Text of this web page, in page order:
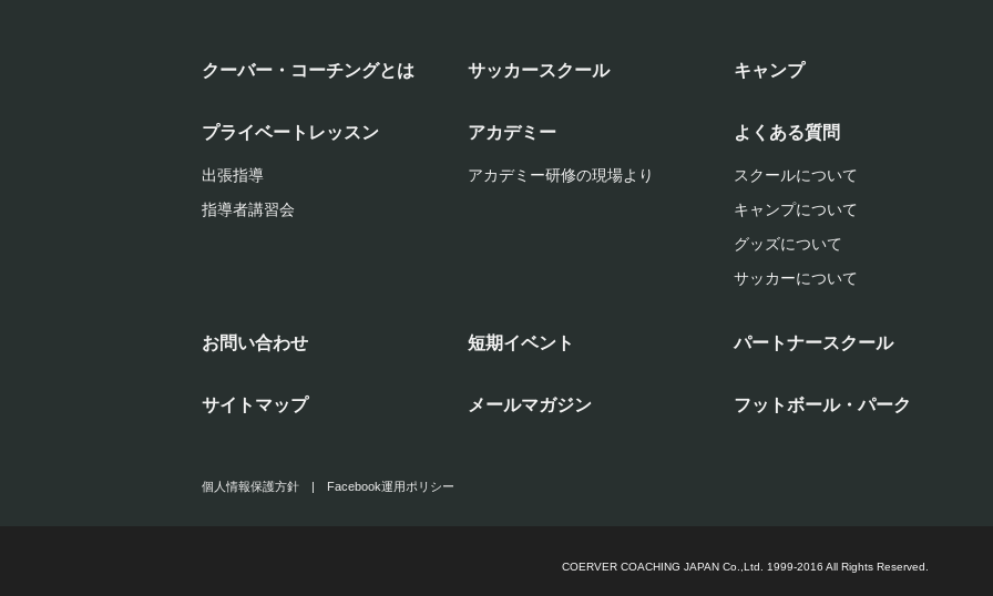
クーバー・コーチングとは サッカースクール キャンプ
プライベートレッスン
出張指導
指導者講習会
アカデミー
アカデミー研修の現場より
よくある質問
スクールについて
キャンプについて
グッズについて
サッカーについて
お問い合わせ 短期イベント パートナースクール
サイトマップ メールマガジン フットボール・パーク
個人情報保護方針 | Facebook運用ポリシー
COERVER COACHING JAPAN Co.,Ltd. 1999-2016 All Rights Reserved.